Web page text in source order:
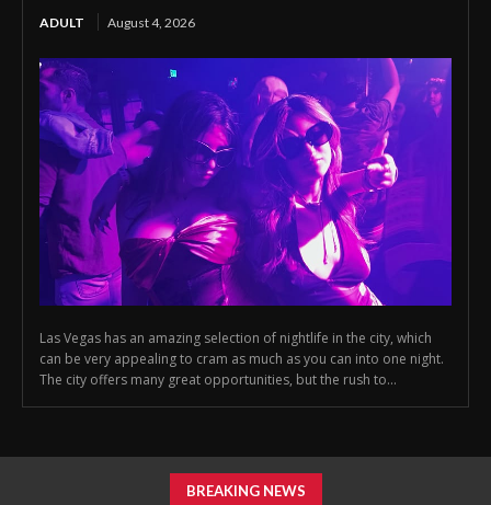
ADULT August 4, 2026
Las Vegas has an amazing selection of nightlife in the city, which
can be very appealing to cram as much as you can into one night.
The city offers many great opportunities, but the rush to...
BREAKING NEWS